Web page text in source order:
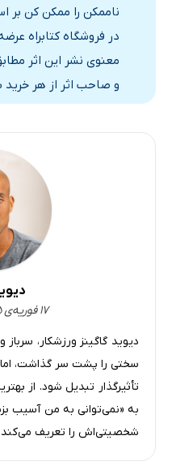
ناممکن را ممکن کن بر
در فروشگاه کتابراه
معنوی نشر این اثر
و صاحب اثر از هر
۱۷ فوریه‌ی ۱۹۷۵ - آمریکایی
دیوید گاگینز ورزشکار،
سختی را پشت سر گذاشت،
تأثیرگذار تبدیل شود. از
به «نمی‌توانی به من آسیب
شخصیتی‌اش را تعریف